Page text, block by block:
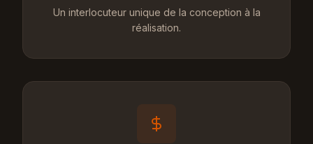
Un interlocuteur unique de la conception à la
réalisation.